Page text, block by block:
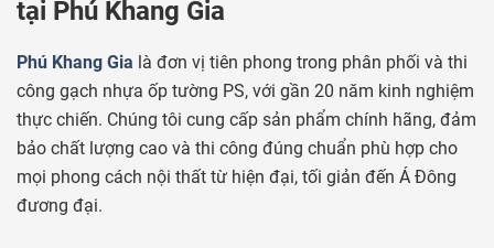
tại Phú Khang Gia
Phú Khang Gia là đơn vị tiên phong trong phân phối và thi
công gạch nhựa ốp tường PS, với gần 20 năm kinh nghiệm
thực chiến. Chúng tôi cung cấp sản phẩm chính hãng, đảm
bảo chất lượng cao và thi công đúng chuẩn phù hợp cho
mọi phong cách nội thất từ hiện đại, tối giản đến Á Đông
đương đại.